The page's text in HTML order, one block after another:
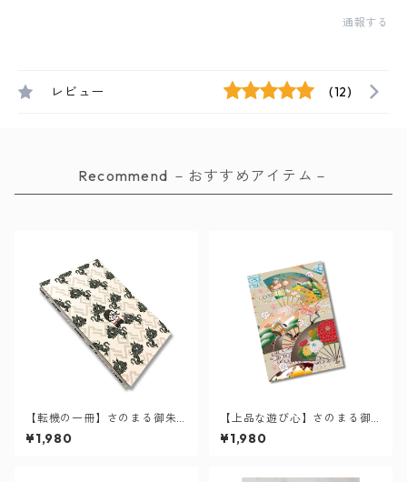
通報する
レビュー (12)
Recommend －おすすめアイテム－
【転機の一冊】さのまる御朱
印帳
¥1,980
【上品な遊び心】さのまる御
朱印帳（扇）
¥1,980